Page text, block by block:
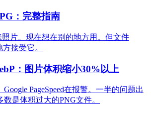
：完整指南
照片。现在想在别的地方用。但文件
接受它。
：图片体积缩小30%以上
PageSpeed在报警。一半的问题出
是体积过大的PNG文件。